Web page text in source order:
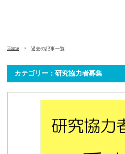
Home 過去の記事一覧
カテゴリー：研究協力者募集